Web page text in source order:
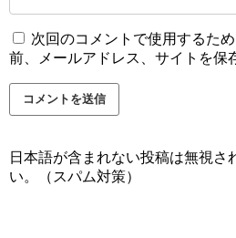
次回のコメントで使用するた
前、メールアドレス、サイトを保
日本語が含まれない投稿は無視さ
い。（スパム対策）